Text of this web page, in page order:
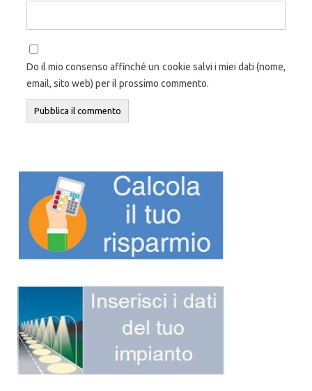
Do il mio consenso affinché un cookie salvi i miei dati (nome,
email, sito web) per il prossimo commento.